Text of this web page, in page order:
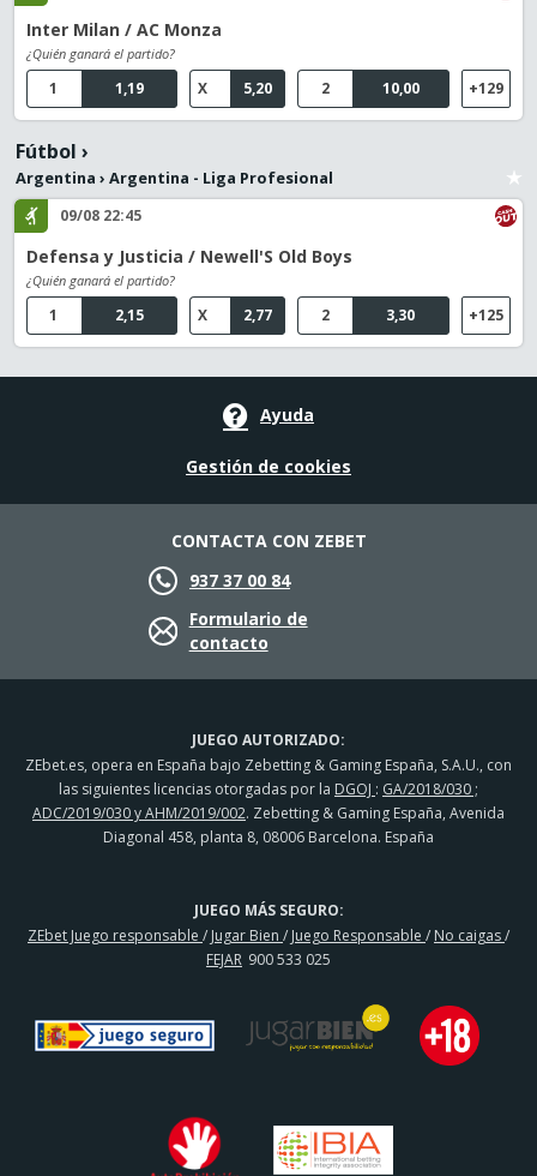
Inter Milan / AC Monza
¿Quién ganará el partido?
1,19
1 5,20
X 10,00
2 +129
Fútbol ›
Argentina › Argentina - Liga Profesional
09/08 22:45
Defensa y Justicia / Newell'S Old Boys
¿Quién ganará el partido?
2,15
1 2,77
X 3,30
2 +125
JUEGO AUTORIZADO:
ZEbet.es, opera en España bajo Zebetting & Gaming España, S.A.U., con
las siguientes licencias otorgadas por la DGOJ : GA/2018/030 ;
ADC/2019/030 y AHM/2019/002. Zebetting & Gaming España, Avenida
Diagonal 458, planta 8, 08006 Barcelona. España
JUEGO MÁS SEGURO:
ZEbet Juego responsable / Jugar Bien / Juego Responsable / No caigas/
FEJAR 900 533 025
Ayuda
Gestión de cookies
CONTACTA CON ZEBET
937 37 00 84
Formulario de
contacto